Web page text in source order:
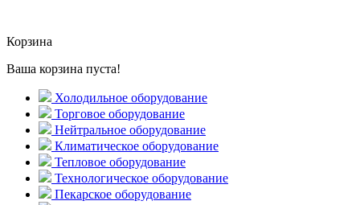
Корзина
Ваша корзина пуста!
Холодильное оборудование
Торговое оборудование
Нейтральное оборудование
Климатическое оборудование
Тепловое оборудование
Технологическое оборудование
Пекарское оборудование